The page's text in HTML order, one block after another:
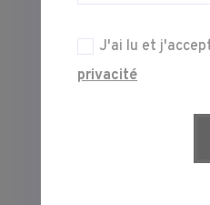
J'ai lu et
privacité